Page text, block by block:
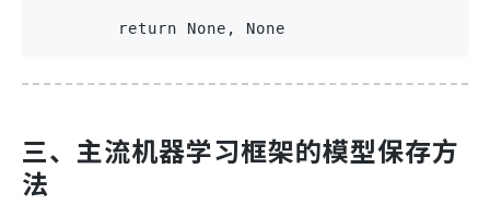
        return None, None
三、主流机器学习框架的模型保存方
法